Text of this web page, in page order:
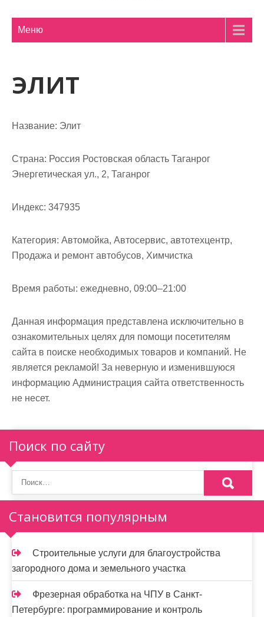
Меню
ЭЛИТ
Название: Элит
Страна: Россия Ростовская область Таганрог
Энергетическая ул., 2, Таганрог
Индекс: 347935
Категория: Автомойка, Автосервис, автотехцентр,
Продажа и ремонт автобусов, Химчистка
Время работы: ежедневно, 09:00–21:00
Данная информация представлена исключительно в
ознакомительных целях для помощи посетителям
сайта в поиске необходимых товаров и компаний. Не
является рекламой! За неверную и изменившуюся
информацию Администрация сайта ответственность
не несет.
Поиск по сайту
Становится популярным
Строительные услуги для благоустройства
загородного дома и земельного участка
Фрезерная обработка на ЧПУ в Санкт-
Петербурге: программирование и контроль